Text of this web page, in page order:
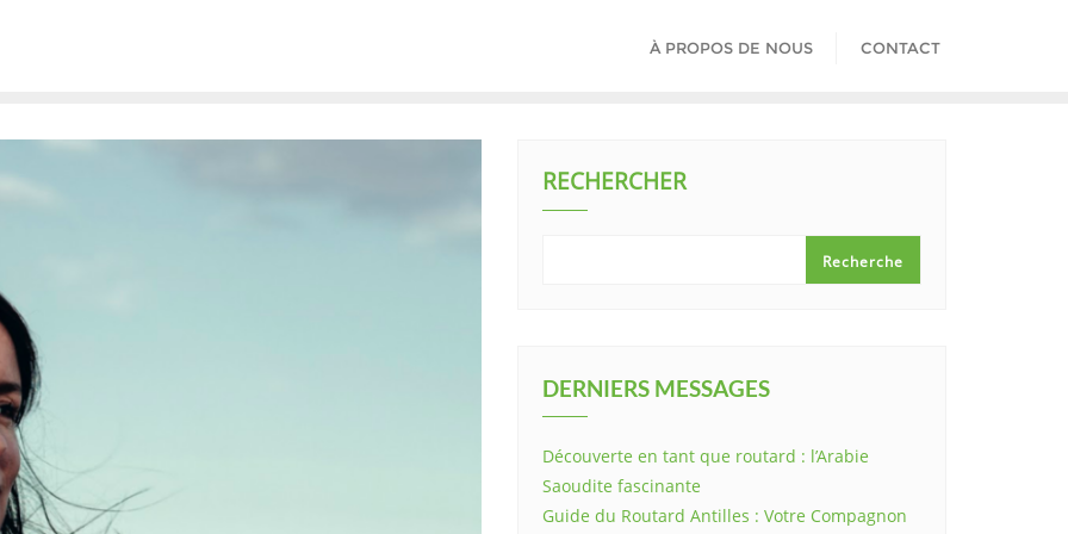
À PROPOS DE NOUS CONTACT
RECHERCHER
Recherche
DERNIERS MESSAGES
Découverte en tant que routard : l’Arabie
Saoudite fascinante
Guide du Routard Antilles : Votre Compagnon